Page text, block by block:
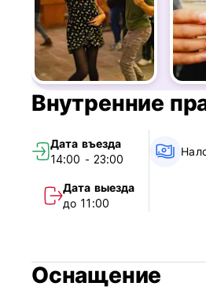
• Бесплатное хранилище.
• Услуги прачечной
• Прокат полотенец.
• Открыто круглосуточно и
Внутренние
Дата въезда
14:00 - 23:00
Дата выезда
до 11:00
Оснащение